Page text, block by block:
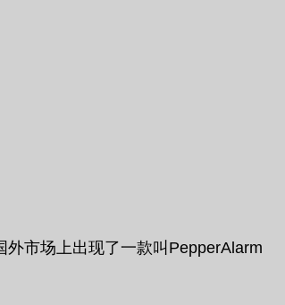
市场上出现了一款叫PepperAlarm